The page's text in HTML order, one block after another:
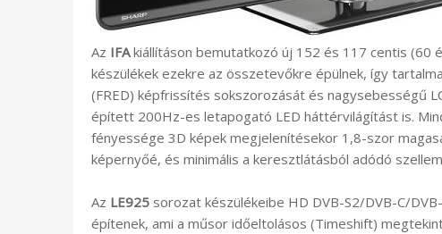
Az IFAkiállításon bemutatkozó új 152 és 117 centis (60
készülékek ezekre az összetevőkre épülnek, így
(FRED) képfrissítés sokszorozását és nagysebességű
épített 200Hz-es letapogató LED háttérvilágítást is.
fényessége 3D képek megjelenítésekor 1,8-szor
képernyőé, és minimális a keresztlátásból adódó
Az LE925 sorozat készülékeibe HD DVB-S2/DVB-C/
építenek, ami a műsor időeltolásos (Timeshift)